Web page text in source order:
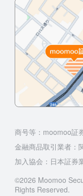
商号等：moomoo証
金融商品取引業者：
加入協会：日本証券
©2026 Moomoo
Rights Reserved.